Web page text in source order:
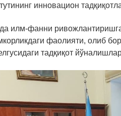
инновацион
илм-фанни
фаолияти, олиб
тадқиқот